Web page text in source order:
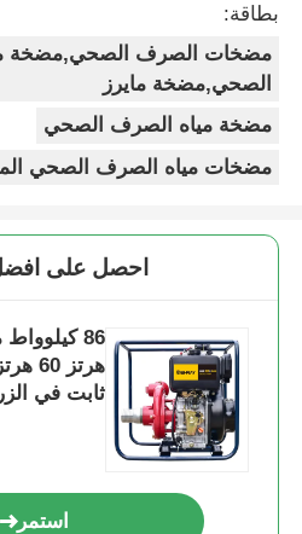
بطاقة:
مضخات الصرف الصحي,مضخة
الصحي,مضخة مايرز
مضخة مياه الصرف الصحي
مضخات مياه الصرف الصحي
احصل على
ثابت في
استمر